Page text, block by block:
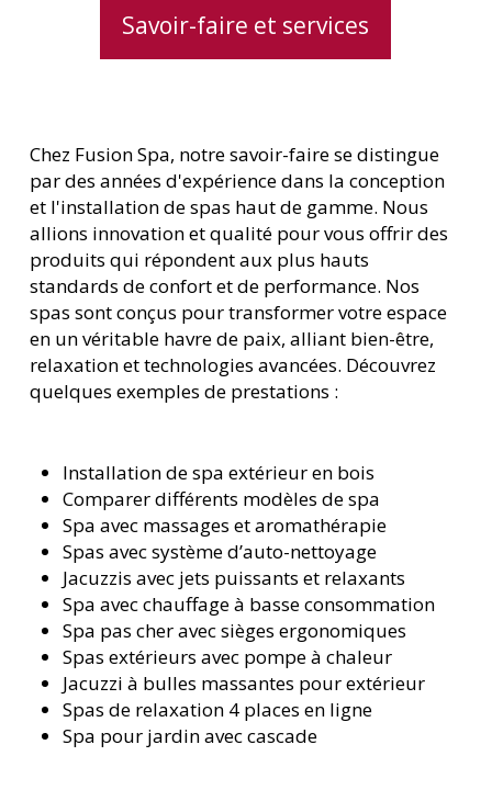
Savoir-faire et services
Chez Fusion Spa, notre savoir-faire se distingue
par des années d'expérience dans la conception
et l'installation de spas haut de gamme. Nous
allions innovation et qualité pour vous offrir des
produits qui répondent aux plus hauts
standards de confort et de performance. Nos
spas sont conçus pour transformer votre espace
en un véritable havre de paix, alliant bien-être,
relaxation et technologies avancées. Découvrez
quelques exemples de prestations :
Installation de spa extérieur en bois
Comparer différents modèles de spa
Spa avec massages et aromathérapie
Spas avec système d’auto-nettoyage
Jacuzzis avec jets puissants et relaxants
Spa avec chauffage à basse consommation
Spa pas cher avec sièges ergonomiques
Spas extérieurs avec pompe à chaleur
Jacuzzi à bulles massantes pour extérieur
Spas de relaxation 4 places en ligne
Spa pour jardin avec cascade